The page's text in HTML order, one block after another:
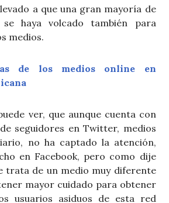
a que una gran mayoría de
se haya volcado también para
medios.
de los medios online en
ver, que aunque cuenta con
seguidores en Twitter, medios
no ha captado la atención,
en Facebook, pero como dije
trata de un medio muy diferente
mayor cuidado para obtener
usuarios asiduos de esta red